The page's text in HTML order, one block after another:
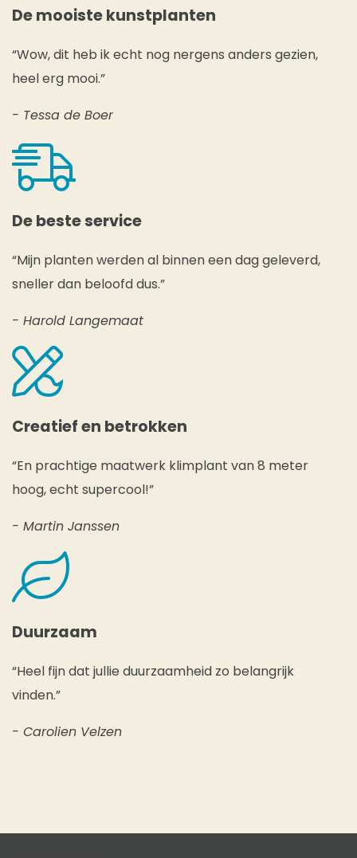
De mooiste kunstplanten
“Wow, dit heb ik echt nog nergens anders gezien,
heel erg mooi.”
- Tessa de Boer
De beste service
“Mijn planten werden al binnen een dag geleverd,
sneller dan beloofd dus.”
- Harold Langemaat
Creatief en betrokken
“En prachtige maatwerk klimplant van 8 meter
hoog, echt supercool!”
- Martin Janssen
Duurzaam
“Heel fijn dat jullie duurzaamheid zo belangrijk
vinden.”
- Carolien Velzen